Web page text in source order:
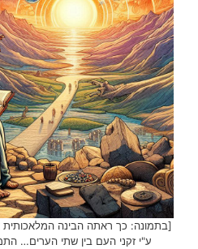
[בתמונה: כך ראתה הבינה
ע"י זקני העם בין שתי הערים…